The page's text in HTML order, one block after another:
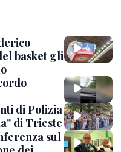
basket gli
di Polizia
di Trieste
sul